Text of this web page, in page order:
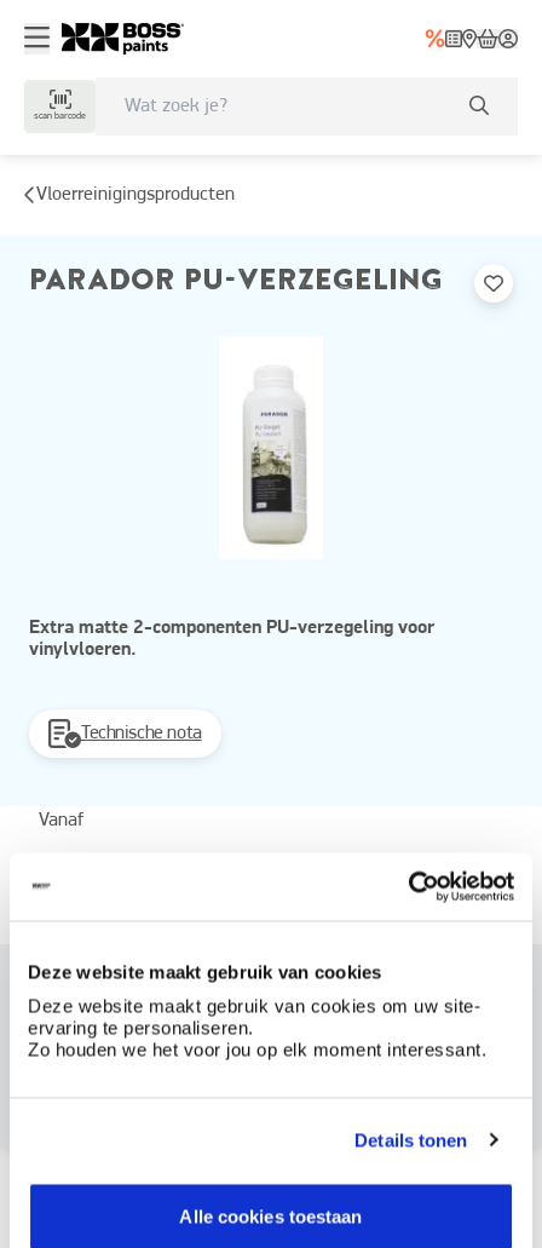
Deze website maakt gebruik van cookies
Deze website maakt gebruik van cookies om uw site-
ervaring te personaliseren.
Zo houden we het voor jou op elk moment interessant.
Details tonen
Alle cookies toestaan
scan barcode
Vloerreinigingsproducten
PARADOR PU-VERZEGELING
Extra matte 2-componenten PU-verzegeling voor
vinylvloeren.
Technische nota
Vanaf
Maak een account aan bij BOSS paints